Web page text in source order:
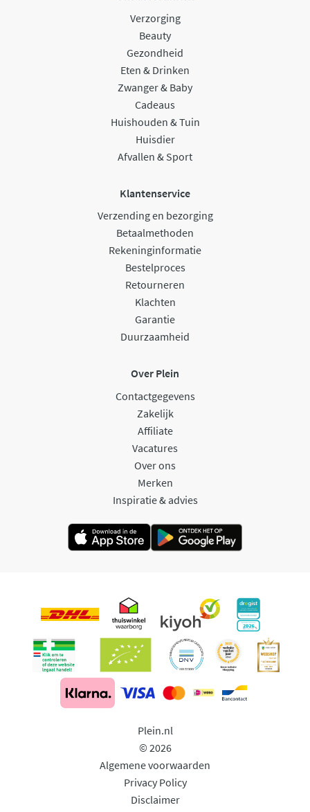
Verzorging
Beauty
Gezondheid
Eten & Drinken
Zwanger & Baby
Cadeaus
Huishouden & Tuin
Huisdier
Afvallen & Sport
Klantenservice
Verzending en bezorging
Betaalmethoden
Rekeninginformatie
Bestelproces
Retourneren
Klachten
Garantie
Duurzaamheid
Over Plein
Contactgegevens
Zakelijk
Affiliate
Vacatures
Over ons
Merken
Inspiratie & advies
Plein.nl
© 2026
Algemene voorwaarden
Privacy Policy
Disclaimer